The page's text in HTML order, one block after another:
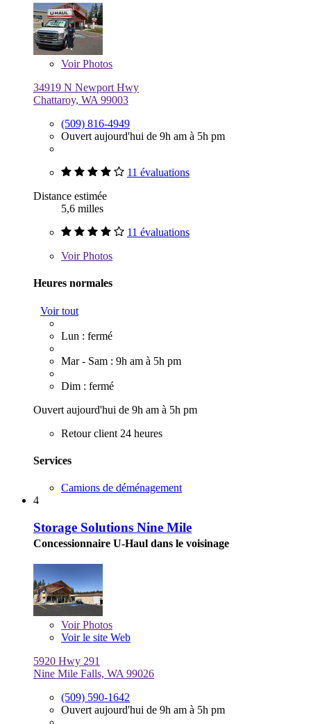
VoirPhotos
34919 N Newport Hwy
Chattaroy, WA 99003
(509) 816-4949
Ouvert aujourd'hui de 9h am à 5h pm
11 évaluations
Distance estimée
5,6 milles
11 évaluations
VoirPhotos
Heures normales
Voir tout
Lun : fermé
Mar - Sam : 9h am à 5h pm
Dim : fermé
Ouvert aujourd'hui de 9h am à 5h pm
Retour client 24 heures
Services
Camions de déménagement
4
Storage Solutions Nine Mile
Concessionnaire U-Haul dans le voisinage
VoirPhotos
Voir le site Web
5920 Hwy 291
Nine Mile Falls, WA 99026
(509) 590-1642
Ouvert aujourd'hui de 9h am à 5h pm